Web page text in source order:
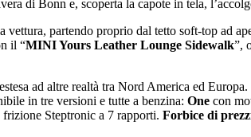
di Bonn e, scoperta la capote in tela,
vettura, partendo proprio dal tetto soft-top ad
il “MINI Yours Leather Lounge Sidewalk”,
ad altre realtà tra Nord America ed
in tre versioni e tutte a benzina: One con
Steptronic a 7 rapporti. Forbice di